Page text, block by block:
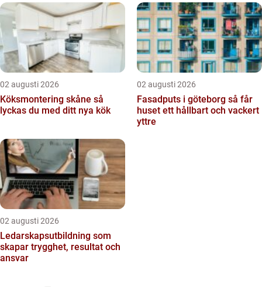
02 augusti 2026
Köksmontering skåne så
lyckas du med ditt nya kök
02 augusti 2026
Fasadputs i göteborg så får
huset ett hållbart och vackert
yttre
02 augusti 2026
Ledarskapsutbildning som
skapar trygghet, resultat och
ansvar